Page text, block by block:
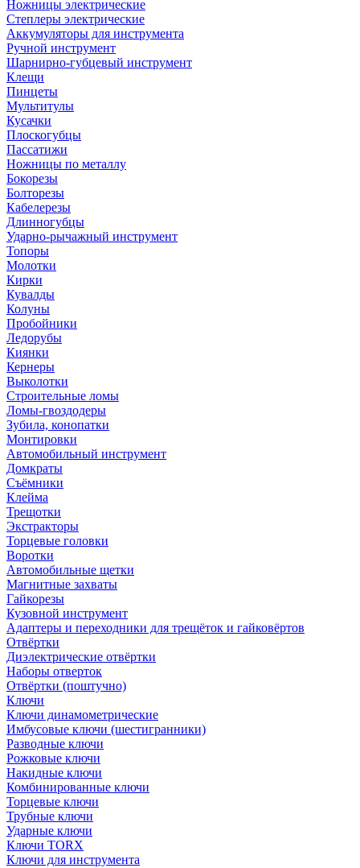
Ножницы электрические
Степлеры электрические
Аккумуляторы для инструмента
Ручной инструмент
Шарнирно-губцевый инструмент
Клещи
Пинцеты
Мультитулы
Кусачки
Плоскогубцы
Пассатижи
Ножницы по металлу
Бокорезы
Болторезы
Кабелерезы
Длинногубцы
Ударно-рычажный инструмент
Топоры
Молотки
Кирки
Кувалды
Колуны
Пробойники
Ледорубы
Киянки
Кернеры
Выколотки
Строительные ломы
Ломы-гвоздодеры
Зубила, конопатки
Монтировки
Автомобильный инструмент
Домкраты
Съёмники
Клейма
Трещотки
Экстракторы
Торцевые головки
Воротки
Автомобильные щетки
Магнитные захваты
Гайкорезы
Кузовной инструмент
Адаптеры и переходники для трещёток и гайковёртов
Отвёртки
Диэлектрические отвёртки
Наборы отверток
Отвёртки (поштучно)
Ключи
Ключи динамометрические
Имбусовые ключи (шестигранники)
Разводные ключи
Рожковые ключи
Накидные ключи
Комбинированные ключи
Торцевые ключи
Трубные ключи
Ударные ключи
Ключи TORX
Ключи для инструмента